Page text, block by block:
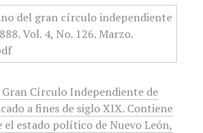
Círculo Independiente de
a fines de siglo XIX. Contiene
estado político de Nuevo León,